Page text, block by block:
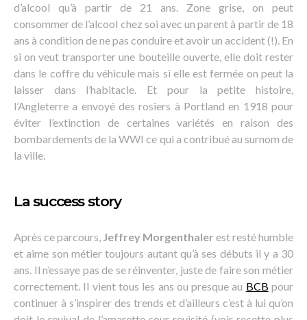
d’alcool qu’à partir de 21 ans. Zone grise, on peut
consommer de l’alcool chez soi avec un parent à partir de 18
ans à condition de ne pas conduire et avoir un accident (!). En
si on veut transporter une bouteille ouverte, elle doit rester
dans le coffre du véhicule mais si elle est fermée on peut la
laisser dans l’habitacle. Et pour la petite histoire,
l’Angleterre a envoyé des rosiers à Portland en 1918 pour
éviter l’extinction de certaines variétés en raison des
bombardements de la WWI ce qui a contribué au surnom de
la ville.
La success story
Après ce parcours, Jeffrey Morgenthaler est resté humble
et aime son métier toujours autant qu’à ses débuts il y a 30
ans. Il n’essaye pas de se réinventer, juste de faire son métier
correctement. Il vient tous les ans ou presque au BCB pour
continuer à s’inspirer des trends et d’ailleurs c’est à lui qu’on